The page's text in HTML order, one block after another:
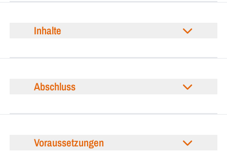
Inhalte
Abschluss
Voraussetzungen